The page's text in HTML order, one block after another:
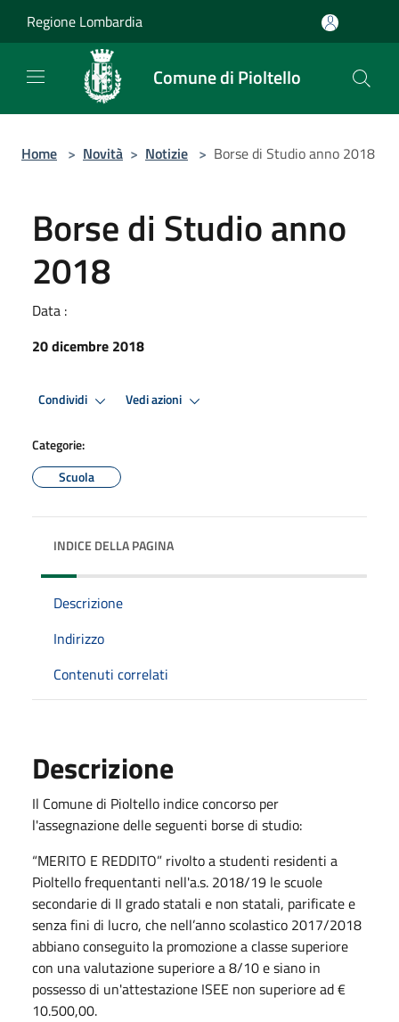
Regione Lombardia
Comune di Pioltello
Home > Novità > Notizie > Borse di Studio anno 2018
Borse di Studio anno
2018
Data :
20 dicembre 2018
Condividi Vedi azioni
Categorie:
Scuola
INDICE DELLA PAGINA
Descrizione
Indirizzo
Contenuti correlati
Descrizione
Il Comune di Pioltello indice concorso per
l'assegnazione delle seguenti borse di studio:
“MERITO E REDDITO” rivolto a studenti residenti a
Pioltello frequentanti nell'a.s. 2018/19 le scuole
secondarie di II grado statali e non statali, parificate e
senza fini di lucro, che nell’anno scolastico 2017/2018
abbiano conseguito la promozione a classe superiore
con una valutazione superiore a 8/10 e siano in
possesso di un'attestazione ISEE non superiore ad €
10.500,00.